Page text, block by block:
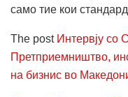
само тие кои
The post Интервју со
Претприемништво,
на бизнис во